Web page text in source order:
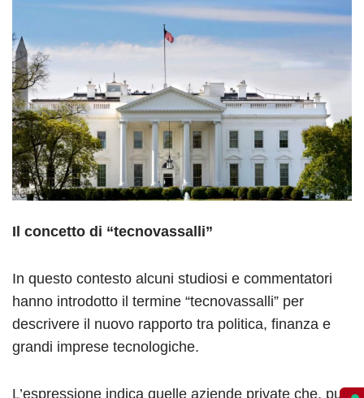
Il concetto di “tecnovassalli”
In questo contesto alcuni studiosi e commentatori
hanno introdotto il termine “tecnovassalli” per
descrivere il nuovo rapporto tra politica, finanza e
grandi imprese tecnologiche.
L’espressione indica quelle aziende private che, pur